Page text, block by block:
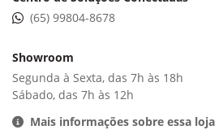
(65) 99804-8678
Showroom
Segunda à Sexta, das 7h às 18h
Sábado, das 7h às 12h
Mais informações sobre essa loja